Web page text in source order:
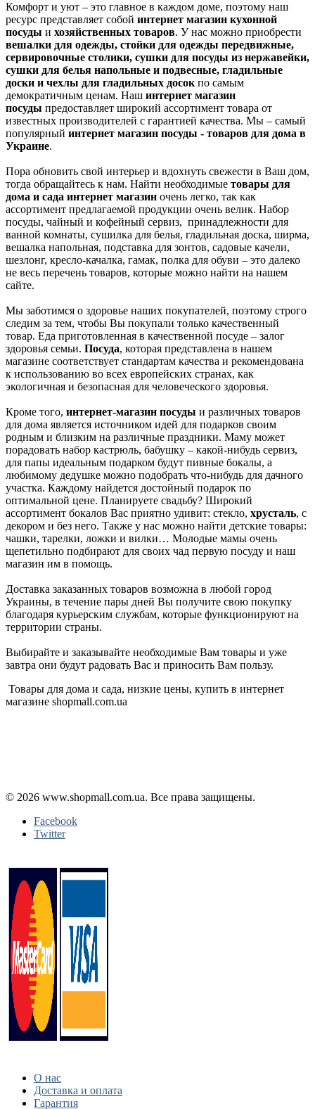
Комфорт и уют – это главное в каждом доме, поэтому наш
ресурс представляет собой интернет магазин кухонной
посуды и хозяйственных товаров. У нас можно приобрести
вешалки для одежды, стойки для одежды передвижные,
сервировочные столики, сушки для посуды из нержавейки,
сушки для белья напольные и подвесные, гладильные
доски и чехлы для гладильных досок по самым
демократичным ценам. Наш интернет магазин
посуды предоставляет широкий ассортимент товара от
известных производителей с гарантией качества. Мы – самый
популярный интернет магазин посуды - товаров для дома в
Украине.
Пора обновить свой интерьер и вдохнуть свежести в Ваш дом,
тогда обращайтесь к нам. Найти необходимые товары для
дома и сада интернет магазин очень легко, так как
ассортимент предлагаемой продукции очень велик. Набор
посуды, чайный и кофейный сервиз, принадлежности для
ванной комнаты, сушилка для белья, гладильная доска, ширма,
вешалка напольная, подставка для зонтов, садовые качели,
шезлонг, кресло-качалка, гамак, полка для обуви – это далеко
не весь перечень товаров, которые можно найти на нашем
сайте.
Мы заботимся о здоровье наших покупателей, поэтому строго
следим за тем, чтобы Вы покупали только качественный
товар. Еда приготовленная в качественной посуде – залог
здоровья семьи. Посуда, которая представлена в нашем
магазине соответствует стандартам качества и рекомендована
к использованию во всех европейских странах, как
экологичная и безопасная для человеческого здоровья.
Кроме того, интернет-магазин посуды и различных товаров
для дома является источником идей для подарков своим
родным и близким на различные праздники. Маму может
порадовать набор кастрюль, бабушку – какой-нибудь сервиз,
для папы идеальным подарком будут пивные бокалы, а
любимому дедушке можно подобрать что-нибудь для дачного
участка. Каждому найдется достойный подарок по
оптимальной цене. Планируете свадьбу? Широкий
ассортимент бокалов Вас приятно удивит: стекло, хрусталь, с
декором и без него. Также у нас можно найти детские товары:
чашки, тарелки, ложки и вилки… Молодые мамы очень
щепетильно подбирают для своих чад первую посуду и наш
магазин им в помощь.
Доставка заказанных товаров возможна в любой город
Украины, в течение пары дней Вы получите свою покупку
благодаря курьерским службам, которые функционируют на
территории страны.
Выбирайте и заказывайте необходимые Вам товары и уже
завтра они будут радовать Вас и приносить Вам пользу.
Товары для дома и сада, низкие цены, купить в интернет
магазине shopmall.com.ua
© 2026 www.shopmall.com.ua. Все права защищены.
Facebook
Twitter
О нас
Доставка и оплата
Гарантия